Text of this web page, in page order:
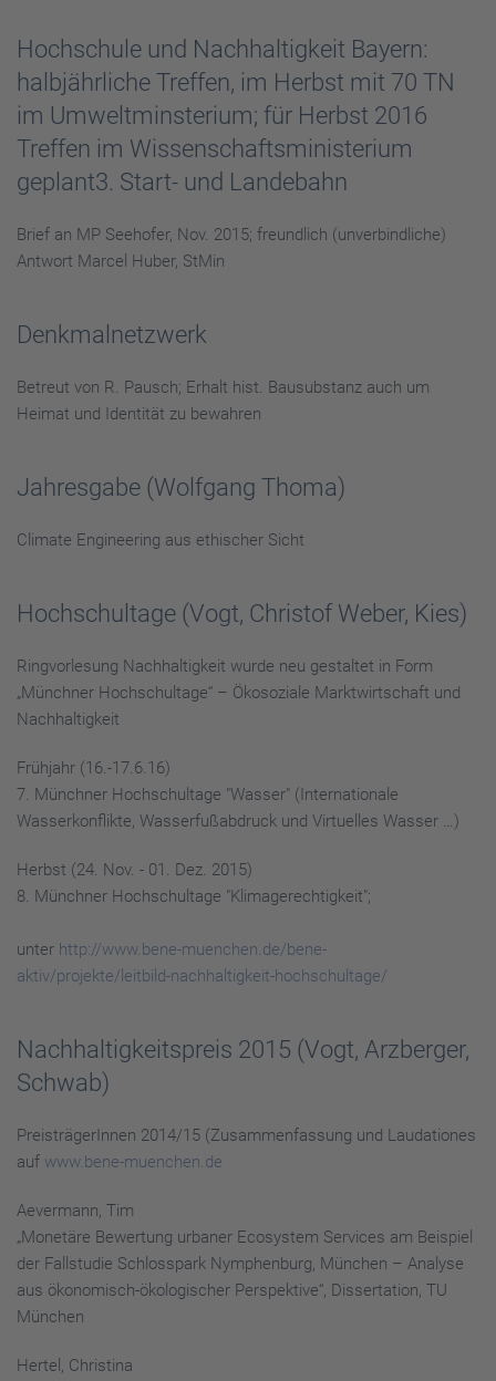
Hochschule und Nachhaltigkeit Bayern:
halbjährliche Treffen, im Herbst mit 70 TN
im Umweltminsterium; für Herbst 2016
Treffen im Wissenschaftsministerium
geplant3. Start- und Landebahn
Brief an MP Seehofer, Nov. 2015; freundlich (unverbindliche)
Antwort Marcel Huber, StMin
Denkmalnetzwerk
Betreut von R. Pausch; Erhalt hist. Bausubstanz auch um
Heimat und Identität zu bewahren
Jahresgabe (Wolfgang Thoma)
Climate Engineering aus ethischer Sicht
Hochschultage (Vogt, Christof Weber, Kies)
Ringvorlesung Nachhaltigkeit wurde neu gestaltet in Form
„Münchner Hochschultage“ – Ökosoziale Marktwirtschaft und
Nachhaltigkeit
Frühjahr (16.-17.6.16)
7. Münchner Hochschultage "Wasser" (Internationale
Wasserkonflikte, Wasserfußabdruck und Virtuelles Wasser …)
Herbst (24. Nov. - 01. Dez. 2015)
8. Münchner Hochschultage "Klimagerechtigkeit";
unter http://www.bene-muenchen.de/bene-
aktiv/projekte/leitbild-nachhaltigkeit-hochschultage/
Nachhaltigkeitspreis 2015 (Vogt, Arzberger,
Schwab)
PreisträgerInnen 2014/15 (Zusammenfassung und Laudationes
auf www.bene-muenchen.de
Aevermann, Tim
„Monetäre Bewertung urbaner Ecosystem Services am Beispiel
der Fallstudie Schlosspark Nymphenburg, München – Analyse
aus ökonomisch-ökologischer Perspektive“, Dissertation, TU
München
Hertel, Christina